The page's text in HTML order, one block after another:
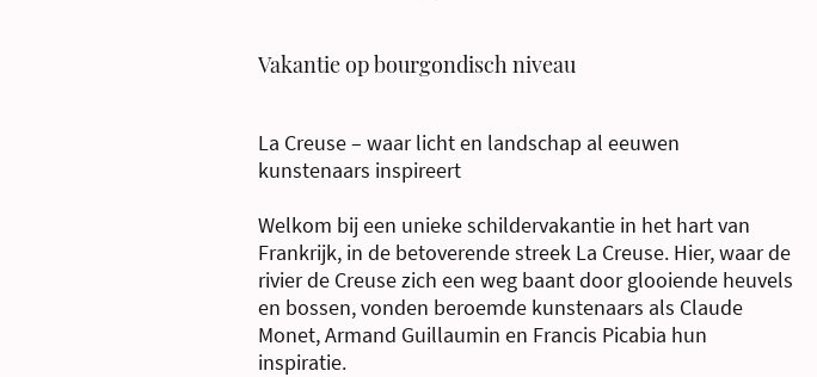
Vakantie op bourgondisch niveau
La Creuse – waar licht en landschap al eeuwen
kunstenaars inspireert
Welkom bij een unieke schildervakantie in het hart van
Frankrijk, in de betoverende streek La Creuse. Hier, waar de
rivier de Creuse zich een weg baant door glooiende heuvels
en bossen, vonden beroemde kunstenaars als Claude
Monet, Armand Guillaumin en Francis Picabia hun
inspiratie.